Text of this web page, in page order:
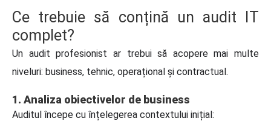
Ce trebuie să conțină un audit IT
complet?
Un audit profesionist ar trebui să acopere mai multe
niveluri: business, tehnic, operațional și contractual.
1. Analiza obiectivelor de business
Auditul începe cu înțelegerea contextului inițial: